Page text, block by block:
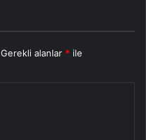
Gerekli alanlar * ile